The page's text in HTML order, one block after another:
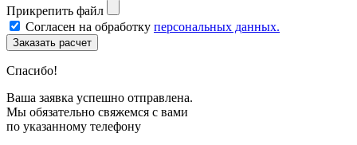
Прикрепить файл
Согласен на обработку персональных данных.
Спасибо!
Ваша заявка успешно отправлена.
Мы обязательно свяжемся с вами
по указанному телефону